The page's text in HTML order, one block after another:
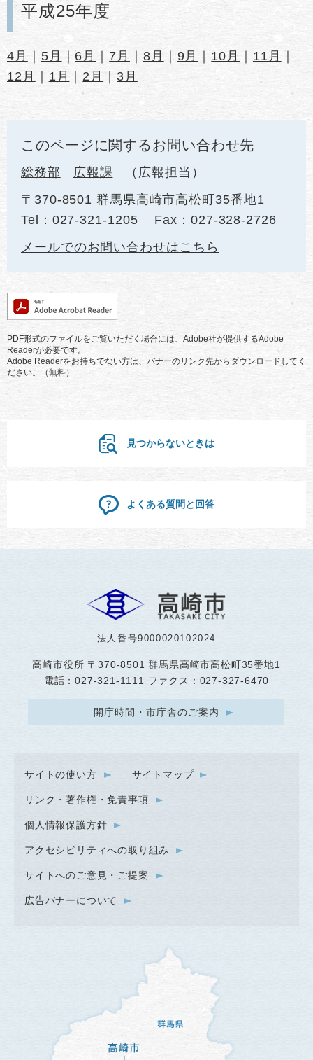
平成25年度
4月｜ 5月 ｜6月 ｜ 7月 ｜ 8月 ｜ 9月 ｜ 10月 ｜ 11月 ｜
12月
｜ 1月 ｜ 2月 ｜3月
このページに関するお問い合わせ先
総務部 広報課
広報担当
〒370-8501 群馬県高崎市高松町35番地1
Tel：027-321-1205
Fax：027-328-2726
メールでのお問い合わせはこちら
PDF形式のファイルをご覧いただく場合には、Adobe社が提供するAdobe
Readerが必要です。
Adobe Readerをお持ちでない方は、バナーのリンク先からダウンロードしてく
ださい。（無料）
見つからないときは
よくある質問と回答
法人番号9000020102024
高崎市役所 〒370-8501 群馬県高崎市高松町35番地1
電話：027-321-1111 ファクス：027-327-6470
開庁時間・市庁舎のご案内
サイトの使い方 サイトマップ
リンク・著作権・免責事項
個人情報保護方針
アクセシビリティへの取り組み
サイトへのご意見・ご提案
広告バナーについて